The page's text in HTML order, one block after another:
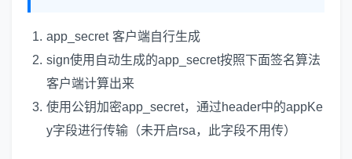
app_secret 客户端自行生成
sign使用自动生成的app_secret按照下面签名算法
客户端计算出来
使用公钥加密app_secret，通过header中的appKe
y字段进行传输（未开启rsa，此字段不用传）